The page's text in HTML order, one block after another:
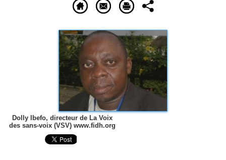
Dolly Ibefo, directeur de La Voix
des sans-voix (VSV) www.fidh.org